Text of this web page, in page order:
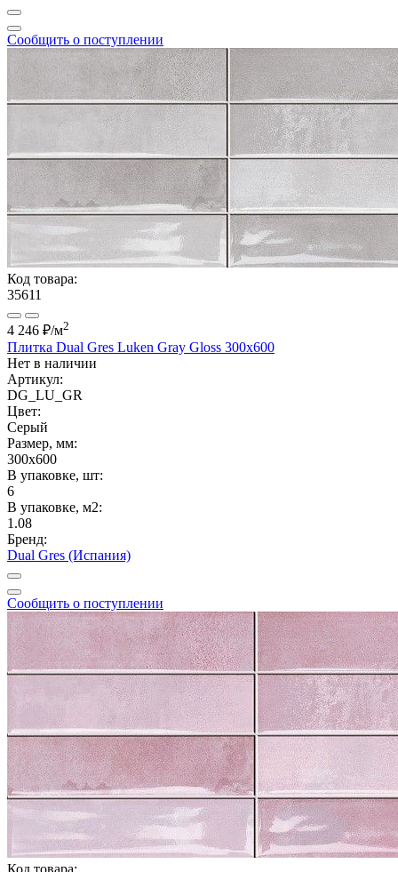
Сообщить о поступлении
Код товара:
35611
4 246 ₽/м2
Плитка Dual Gres Luken Gray Gloss 300x600
Нет в наличии
Артикул:
DG_LU_GR
Цвет:
Серый
Размер, мм:
300x600
В упаковке, шт:
6
В упаковке, м2:
1.08
Бренд:
Dual Gres (Испания)
Сообщить о поступлении